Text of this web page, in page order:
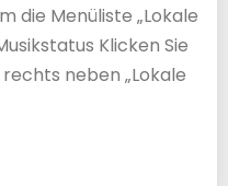
die Menüliste „Lokale
Klicken Sie
neben „Lokale